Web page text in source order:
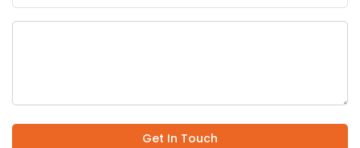
Get In Touch